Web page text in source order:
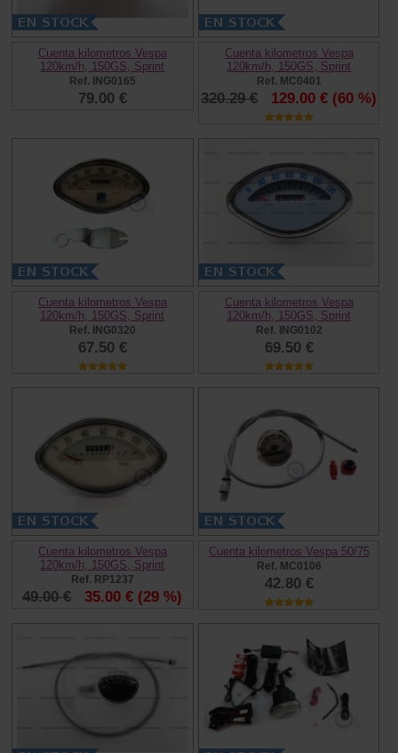
Cuenta kilometros Vespa
120km/h, 150GS, Sprint
Ref. ING0165
79.00 €
Cuenta kilometros Vespa
120km/h, 150GS, Sprint
Ref. MC0401
320.29 € 129.00 € (60 %)
Cuenta kilometros Vespa
120km/h, 150GS, Sprint
Ref. ING0320
67.50 €
Cuenta kilometros Vespa
120km/h, 150GS, Sprint
Ref. ING0102
69.50 €
Cuenta kilometros Vespa
120km/h, 150GS, Sprint
Ref. RP1237
49.00 € 35.00 € (29 %)
Cuenta kilometros Vespa 50/75
Ref. MC0106
42.80 €